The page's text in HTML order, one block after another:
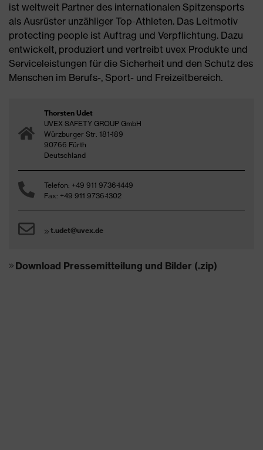
ist weltweit Partner des internationalen Spitzensports
als Ausrüster unzähliger Top-Athleten. Das Leitmotiv
protecting people ist Auftrag und Verpflichtung. Dazu
entwickelt, produziert und vertreibt uvex Produkte und
Serviceleistungen für die Sicherheit und den Schutz des
Menschen im Berufs-, Sport- und Freizeitbereich.
Thorsten Udet
UVEX SAFETY GROUP GmbH
Würzburger Str. 181-189
90766 Fürth
Deutschland
Telefon: +49 911 9736-1449
Fax: +49 911 9736-1302
t.udet@uvex.de
Download Pressemitteilung und Bilder (.zip)